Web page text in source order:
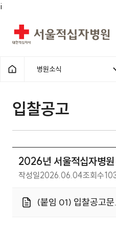
i
서울적십자병원
홈으로 1차메뉴
병원소식
입찰공고 | 병
입찰공고
2026년 서울적십자병
작성일2026.06.04조회수
(붙임 01) 입찰공고